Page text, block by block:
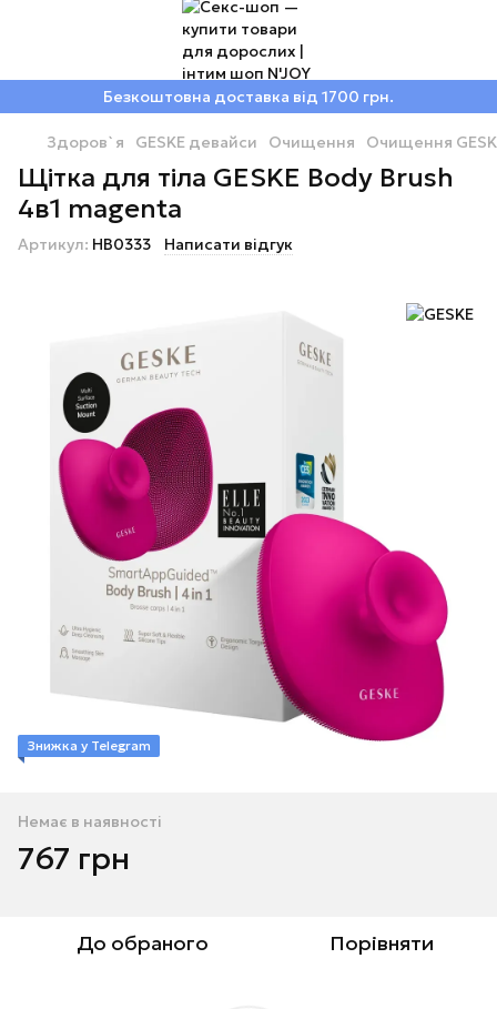
Безкоштовна доставка від 1700 грн.
Здоров`я GESKE девайси Очищення Очищення
Щітка для тіла GESKE Body Brush
4в1 magenta
Артикул: HB0333 Написати відгук
Знижка у Telegram
Немає в наявності
767 грн
До обраного Порівняти